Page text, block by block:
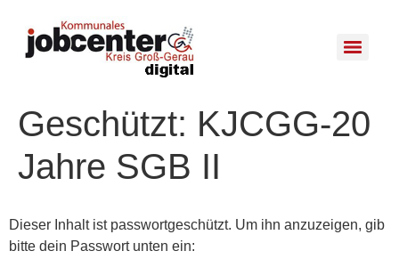
Geschützt: KJCGG-20
Jahre SGB II
Dieser Inhalt ist passwortgeschützt. Um ihn anzuzeigen, gib
bitte dein Passwort unten ein: